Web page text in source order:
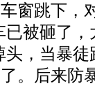
窗跳下，
已被砸了
头，当暴
。后来防